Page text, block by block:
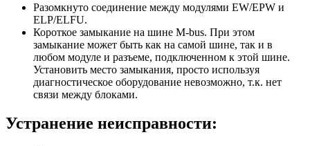
Разомкнуто соединение между модулями EW/EPW и
ELP/ELFU.
Короткое замыкание на шине M-bus. При этом
замыкание может быть как на самой шине, так и в
любом модуле и разъеме, подключенном к этой шине.
Установить место замыкания, просто используя
диагностическое оборудование невозможно, т.к. нет
связи между блоками.
Устранение неисправности: